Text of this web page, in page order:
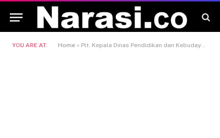
YOU ARE AT: Home » Plt. Kepala Dinas Pendidikan dan Kebudayaan Kaltim